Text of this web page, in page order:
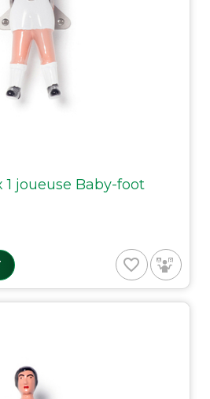
joueuse Baby-foot
favorite_border